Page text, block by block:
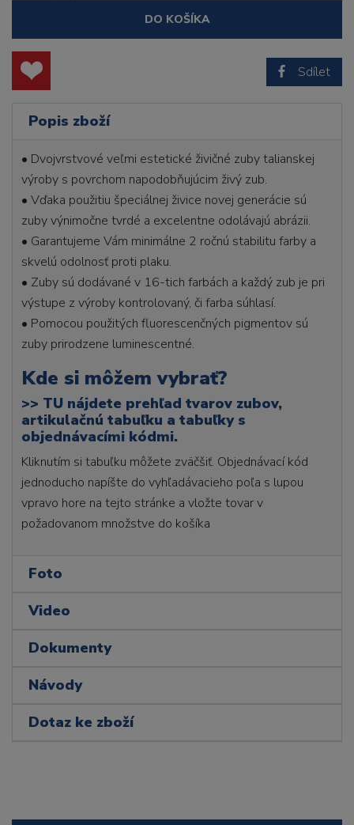
DO KOŠÍKA
Sdílet
Popis zboží
• Dvojvrstvové veľmi estetické živičné zuby talianskej
výroby s povrchom napodobňujúcim živý zub.
• Vďaka použitiu špeciálnej živice novej generácie sú
zuby výnimočne tvrdé a excelentne odolávajú abrázii.
• Garantujeme Vám minimálne 2 ročnú stabilitu farby a
skvelú odolnosť proti plaku.
• Zuby sú dodávané v 16-tich farbách a každý zub je pri
výstupe z výroby kontrolovaný, či farba súhlasí.
• Pomocou použitých fluorescenčných pigmentov sú
zuby prirodzene luminescentné.
Kde si môžem vybrať?
>> TU nájdete prehľad tvarov zubov,
artikulačnú tabuľku a tabuľky s
objednávacími kódmi.
Kliknutím si tabuľku môžete zväčšiť. Objednávací kód
jednoducho napíšte do vyhľadávacieho poľa s lupou
vpravo hore na tejto stránke a vložte tovar v
požadovanom množstve do košíka
Foto
Video
Dokumenty
Návody
Dotaz ke zboží